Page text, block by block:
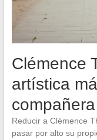
Clémence
artística
compañera
Reducir a Clémence
pasar por alto su